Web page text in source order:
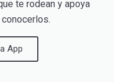
te rodean y apoya
App